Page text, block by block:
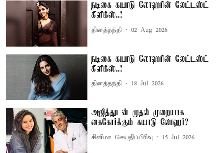
நடிகை கயாடு லோஹரின் லேட்டஸ்ட்
கிளிக்ஸ்..!
தினத்தந்தி 02 Aug 2026
நடிகை கயாடு லோஹரின் லேட்டஸ்ட்
கிளிக்ஸ்..!
தினத்தந்தி 18 Jul 2026
அஜித்துடன் முதல் முறையாக
கைகோர்க்கும் கயாடு லோஹர்?
சினிமா செய்திப்பிரிவு 15 Jul 2026